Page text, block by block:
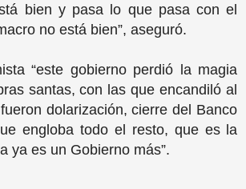
bien y pasa lo que pasa con el
no está bien”, aseguró.
“este gobierno perdió la magia
santas, con las que encandiló al
dolarización, cierre del Banco
engloba todo el resto, que es la
ya es un Gobierno más”.